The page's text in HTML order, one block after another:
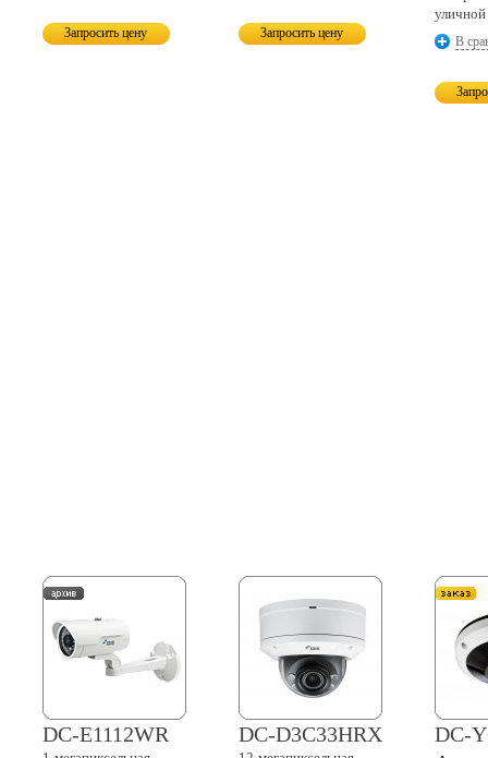
Запросить цену Запросить цену
уличной
В
DC-E1112WR DC-D3C33HRX
DC-